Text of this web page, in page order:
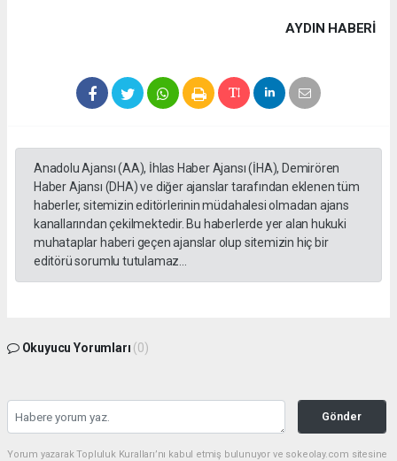
AYDIN HABERİ
Anadolu Ajansı (AA), İhlas Haber Ajansı (İHA), Demirören
Haber Ajansı (DHA) ve diğer ajanslar tarafından eklenen tüm
haberler, sitemizin editörlerinin müdahalesi olmadan ajans
kanallarından çekilmektedir. Bu haberlerde yer alan hukuki
muhataplar haberi geçen ajanslar olup sitemizin hiç bir
editörü sorumlu tutulamaz...
Okuyucu Yorumları (0)
Gönder
Yorum yazarak Topluluk Kuralları’nı kabul etmiş bulunuyor ve sokeolay.com sitesine